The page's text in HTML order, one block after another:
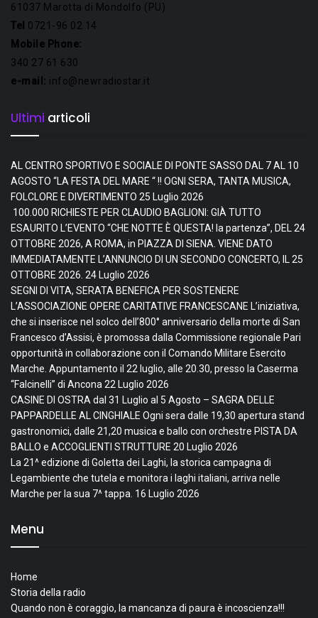
61037 Marotta di Mondolfo (PU)
Tel 0721-96 02 14
Mobile Phone:
340 27 61 630
e-mail: info@newradiostar.it
Ultimi articoli
AL CENTRO SPORTIVO E SOCIALE DI PONTE SASSO DAL 7 AL 10
AGOSTO “LA FESTA DEL MARE “ !! OGNI SERA, TANTA MUSICA,
FOLCLORE E DIVERTIMENTO 25 Luglio 2026
100.000 RICHIESTE PER CLAUDIO BAGLIONI: GIÀ TUTTO
ESAURITO L’EVENTO “CHE NOTTE È QUESTA! la partenza”, DEL 24
OTTOBRE 2026, A ROMA, in PIAZZA DI SIENA. VIENE DATO
IMMEDIATAMENTE L’ANNUNCIO DI UN SECONDO CONCERTO, IL 25
OTTOBRE 2026. 24 Luglio 2026
SEGNI DI VITA, SERATA BENEFICA PER SOSTENERE
L’ASSOCIAZIONE OPERE CARITATIVE FRANCESCANE L’iniziativa,
che si inserisce nel solco dell’800° anniversario della morte di San
Francesco d’Assisi, è promossa dalla Commissione regionale Pari
opportunità in collaborazione con il Comando Militare Esercito
Marche. Appuntamento il 22 luglio, alle 20.30, presso la Caserma
“Falcinelli” di Ancona 22 Luglio 2026
CASINE DI OSTRA dal 31 Luglio al 5 Agosto – SAGRA DELLE
PAPPARDELLE AL CINGHIALE Ogni sera dalle 19,30 apertura stand
gastronomici, dalle 21,20 musica e ballo con orchestre PISTA DA
BALLO e ACCOGLIENTI STRUTTURE 20 Luglio 2026
La 21^ edizione di Goletta dei Laghi, la storica campagna di
Legambiente che tutela e monitora i laghi italiani, arriva nelle
Marche per la sua 7^ tappa. 16 Luglio 2026
Menu
Home
Storia della radio
Quando non è coraggio, la mancanza di paura è incoscienza!!!